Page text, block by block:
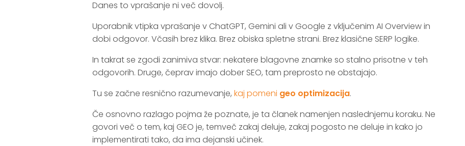
Danes to vprašanje ni več dovolj.
Uporabnik vtipka vprašanje v ChatGPT, Gemini ali v Google z vključenim AI Overview in
dobi odgovor. Včasih brez klika. Brez obiska spletne strani. Brez klasične SERP logike.
In takrat se zgodi zanimiva stvar: nekatere blagovne znamke so stalno prisotne v teh
odgovorih. Druge, čeprav imajo dober SEO, tam preprosto ne obstajajo.
Tu se začne resnično razumevanje, kaj pomeni geo optimizacija.
Če osnovno razlago pojma že poznate, je ta članek namenjen naslednjemu koraku. Ne
govori več o tem, kaj GEO je, temveč zakaj deluje, zakaj pogosto ne deluje in kako jo
implementirati tako, da ima dejanski učinek.